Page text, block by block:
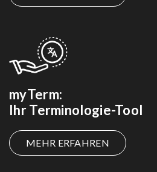
myTerm:
Ihr Terminologie-Tool
MEHR ERFAHREN